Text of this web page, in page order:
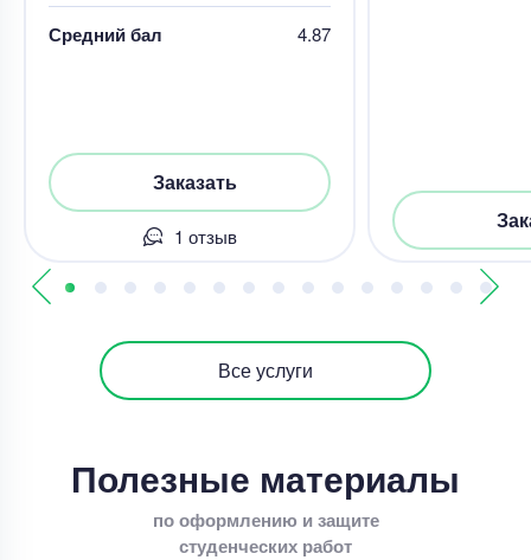
Средний бал 4.87
Заказать
1 отзыв
Все услуги
Полезные материалы
по оформлению и защите
студенческих работ